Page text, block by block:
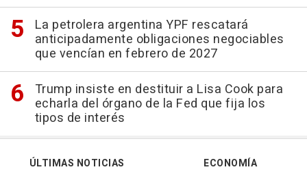
La petrolera argentina YPF rescatará
anticipadamente obligaciones negociables
que vencían en febrero de 2027
Trump insiste en destituir a Lisa Cook para
echarla del órgano de la Fed que fija los
tipos de interés
ÚLTIMAS NOTICIAS
ECONOMÍA